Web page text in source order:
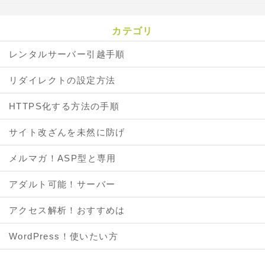
カテゴリ
レンタルサーバー引越手順
リダイレクトの設定方法
HTTPS化する方法の手順
サイト改ざんを未然に防げ
メルマガ！ASP型と専用
アダルト可能！サーバー
アクセス解析！おすすめは
WordPress！使いたい方